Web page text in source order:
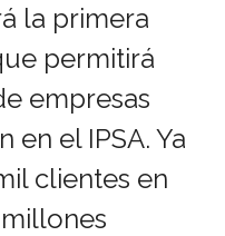
la primera
permitirá
empresas
en el IPSA. Ya
clientes en